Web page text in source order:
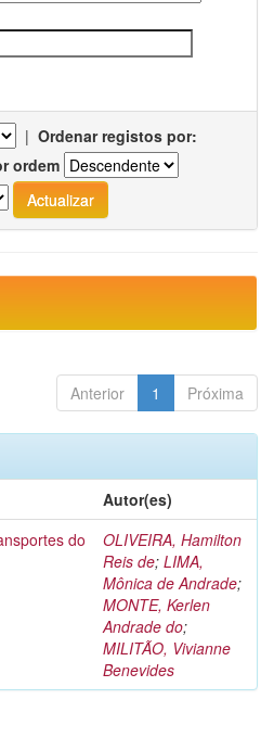
| Ordenar registos por:
ordem
Anterior 1 Próxima
Autor(es)
do
OLIVEIRA, Hamilton
Reis de; LIMA,
Mônica de Andrade;
MONTE, Kerlen
Andrade do;
MILITÃO, Vivianne
Benevides